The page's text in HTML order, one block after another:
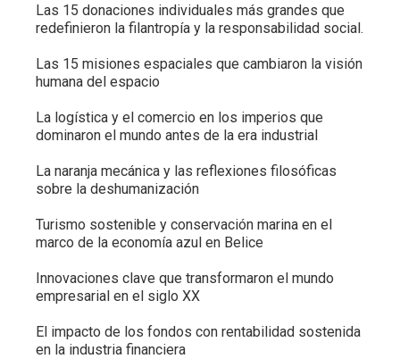
Las 15 donaciones individuales más grandes que
redefinieron la filantropía y la responsabilidad social.
Las 15 misiones espaciales que cambiaron la visión
humana del espacio
La logística y el comercio en los imperios que
dominaron el mundo antes de la era industrial
La naranja mecánica y las reflexiones filosóficas
sobre la deshumanización
Turismo sostenible y conservación marina en el
marco de la economía azul en Belice
Innovaciones clave que transformaron el mundo
empresarial en el siglo XX
El impacto de los fondos con rentabilidad sostenida
en la industria financiera